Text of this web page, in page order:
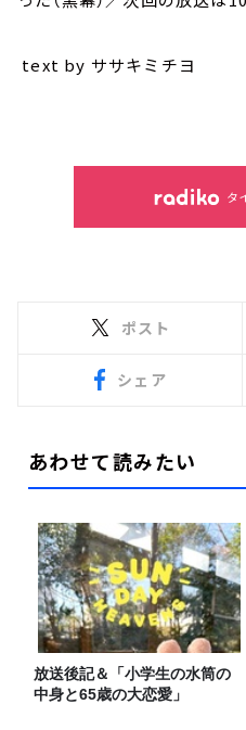
text by ササキミチヨ
タ
ポスト
シェア
あわせて読みたい
放送後記＆「小学生の水筒の
中身と65歳の大恋愛」